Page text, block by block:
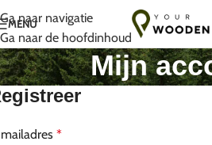
Ga naar navigatie
Ga naar de hoofdinhoud
Handgemaakt met liefde in Litouwen
MENU
Mijn
*